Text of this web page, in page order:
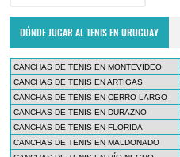
DÓNDE JUGAR AL TENIS EN URUGUAY
CANCHAS DE TENIS EN MONTEVIDEO
CANCHAS DE TENIS EN ARTIGAS
CANCHAS DE TENIS EN CERRO LARGO
CANCHAS DE TENIS EN DURAZNO
CANCHAS DE TENIS EN FLORIDA
CANCHAS DE TENIS EN MALDONADO